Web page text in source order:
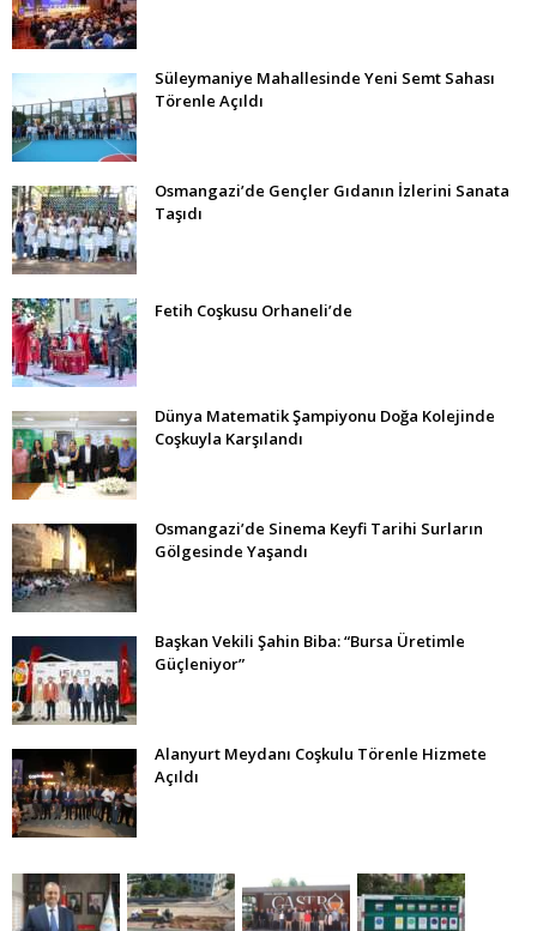
Süleymaniye Mahallesinde Yeni Semt Sahası
Törenle Açıldı
Osmangazi’de Gençler Gıdanın İzlerini Sanata
Taşıdı
Fetih Coşkusu Orhaneli’de
Dünya Matematik Şampiyonu Doğa Kolejinde
Coşkuyla Karşılandı
Osmangazi’de Sinema Keyfi Tarihi Surların
Gölgesinde Yaşandı
Başkan Vekili Şahin Biba: “Bursa Üretimle
Güçleniyor”
Alanyurt Meydanı Coşkulu Törenle Hizmete
Açıldı